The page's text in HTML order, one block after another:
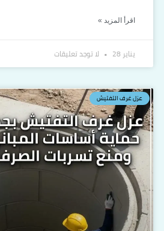
اقرأ المزيد »
يناير 28 لا توجد تعليقات
عزل غرف التفتيش